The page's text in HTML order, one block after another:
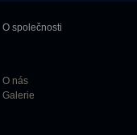
O společnosti
O nás
Galerie